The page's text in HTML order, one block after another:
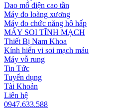
Dao mổ điện cao tần
Máy đo loãng xương
Máy đo chức năng hô hấp
MÁY SOI TĨNH MẠCH
Thiết Bị Nam Khoa
Kính hiển vi soi mạch máu
Máy vỗ rung
Tin Tức
Tuyển dụng
Tài Khoản
Liên hệ
0947.633.588